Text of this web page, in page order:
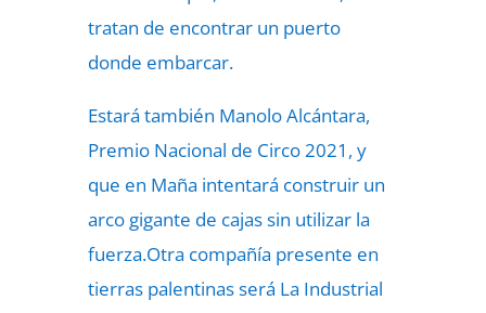
tratan de encontrar un puerto
donde embarcar.
Estará también Manolo Alcántara,
Premio Nacional de Circo 2021, y
que en Maña intentará construir un
arco gigante de cajas sin utilizar la
fuerza.Otra compañía presente en
tierras palentinas será La Industrial